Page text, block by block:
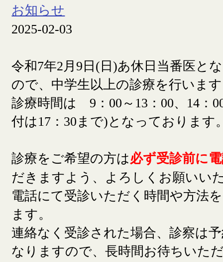
お知らせ
2025-02-03
令和7年2月9日(日)あ休日当番医と
ので、中学生以上の診療を行いま
診療時間は 9：00～13：00、14：
付は17：30まで)となっております
診療をご希望の方は必ず受診前に
だきますよう、よろしくお願いい
電話にて受診いただく時間や方法
ます。
連絡なく受診された場合、診察は
なりますので、長時間お待ちいた